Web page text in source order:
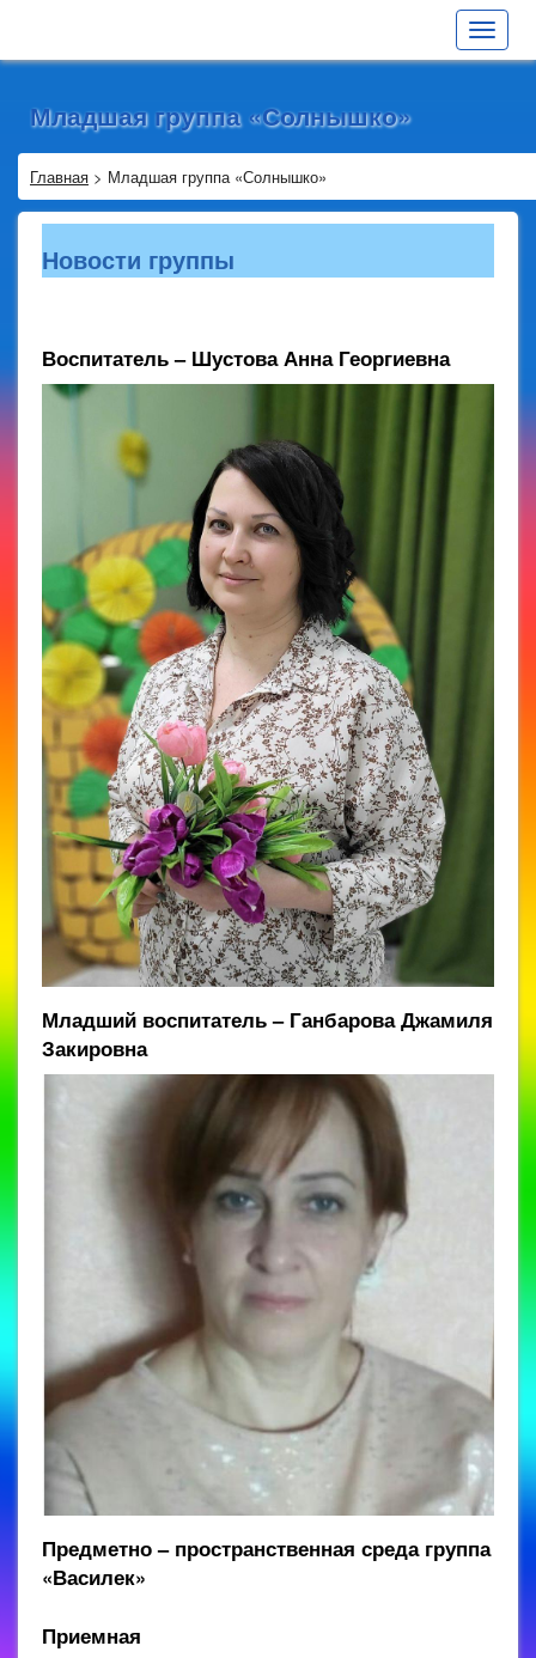
Toggle
Младшая группа «Солнышко»
Главная > Младшая группа «Солнышко»
Новости группы
Воспитатель – Шустова Анна Георгиевна
Младший воспитатель – Ганбарова Джамиля
Закировна
Предметно – пространственная среда группа
«Василек»
Приемная